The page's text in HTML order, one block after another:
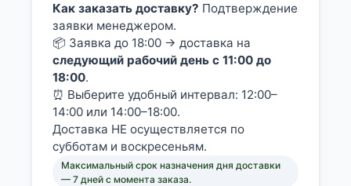
Как заказать доставку? Подтверждение
заявки менеджером.
📦 Заявка до 18:00 → доставка на
следующий рабочий день с 11:00 до
18:00.
⏰ Выберите удобный интервал: 12:00–
14:00 или 14:00–18:00.
Доставка НЕ осуществляется по
субботам и воскресеньям.
Максимальный срок назначения дня доставки
— 7 дней с момента заказа.